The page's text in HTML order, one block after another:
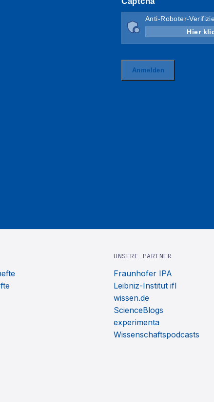
UNSERE PARTNER
Fraunhofer IPA
Leibniz-Institut ifl
wissen.de
ScienceBlogs
experimenta
Wissenschaftspodcasts